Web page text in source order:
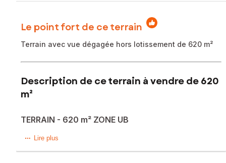
Le point fort de ce terrain
Terrain avec vue dégagée hors lotissement de 620 m²
Description de ce terrain à vendre de 620
m²
TERRAIN - 620 m² ZONE UB
A venir découvrir sans tarder chez SAFTI Mathias KEMPF
Lire plus